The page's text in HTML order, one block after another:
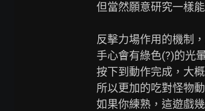
但當然願意研究一樣
反擊力場作用的機制
手心會有綠色(?)的光
按下到動作完成，大
所以更加的吃對怪物
如果你練熟，這遊戲